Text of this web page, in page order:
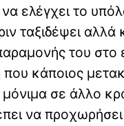
ελέγχει το
ταξιδέψει αλλά
του στο
κάποιος
μόνιμα σε άλλο
να